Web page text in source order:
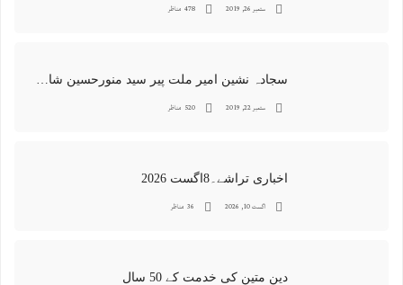
ستمبر 26, 2019 478 مناظر
ستمبر 22, 2019 520 مناظر
اخباری تراشے۔8اگست 2026
اگست 10, 2026 36 مناظر
دینِ متین کی خدمت کے 50 سال